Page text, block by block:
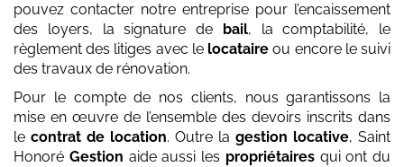
pouvez contacter notre entreprise pour l’encaissement
des loyers, la signature de
bail, la comptabilité, le
règlement des litiges avec le locataire ou encore le suivi
des travaux de rénovation.
Pour le compte de nos clients, nous garantissons la
mise en œuvre de l’ensemble des devoirs inscrits dans
le contrat de location. Outre la gestion locative, Saint
Honoré Gestion aide aussi les propriétairesqui ont du